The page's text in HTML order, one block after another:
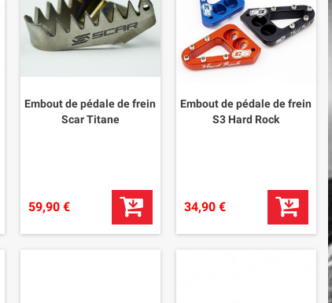
Embout de pédale de frein
Scar Titane
59,90 €
Embout de pédale de frein
S3 Hard Rock
34,90 €